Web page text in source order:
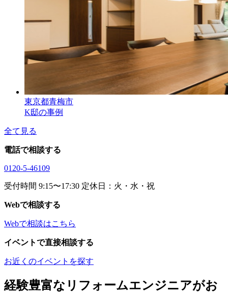
東京都青梅市
K邸の事例
全て見る
電話で相談する
0120-5-46109
受付時間 9:15〜17:30 定休日：火・水・祝
Webで相談する
Webで相談はこちら
イベントで直接相談する
お近くのイベントを探す
経験豊富なリフォームエンジニアがお